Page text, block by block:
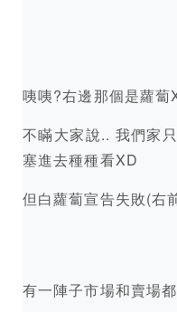
咦咦?右邊那個是蘿蔔
不瞞大家說.. 我們家
塞進去種種看XD
但白蘿蔔宣告失敗(右
有一陣子市場和賣場